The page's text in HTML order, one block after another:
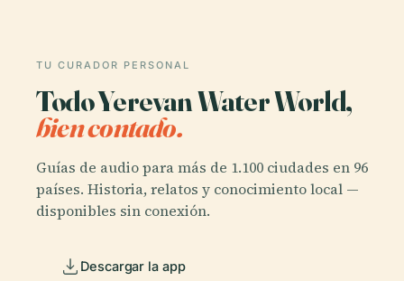
TU CURADOR PERSONAL
Todo Yerevan Water World,
bien contado.
Guías de audio para más de 1.100 ciudades en 96
países. Historia, relatos y conocimiento local —
disponibles sin conexión.
Descargar la app